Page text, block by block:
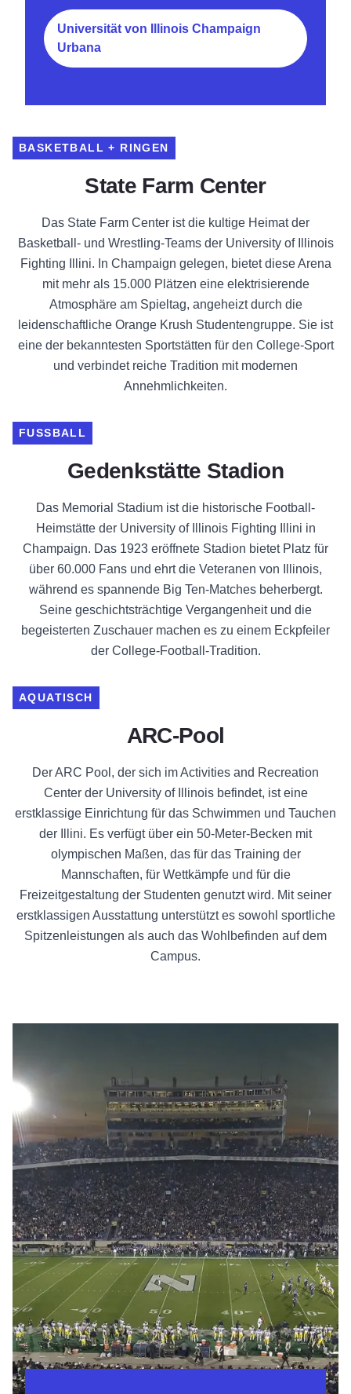
Universität von Illinois Champaign
Urbana
BASKETBALL + RINGEN
State Farm Center
Das State Farm Center ist die kultige Heimat der
Basketball- und Wrestling-Teams der University of Illinois
Fighting Illini. In Champaign gelegen, bietet diese Arena
mit mehr als 15.000 Plätzen eine elektrisierende
Atmosphäre am Spieltag, angeheizt durch die
leidenschaftliche Orange Krush Studentengruppe. Sie ist
eine der bekanntesten Sportstätten für den College-Sport
und verbindet reiche Tradition mit modernen
Annehmlichkeiten.
FUSSBALL
Gedenkstätte Stadion
Das Memorial Stadium ist die historische Football-
Heimstätte der University of Illinois Fighting Illini in
Champaign. Das 1923 eröffnete Stadion bietet Platz für
über 60.000 Fans und ehrt die Veteranen von Illinois,
während es spannende Big Ten-Matches beherbergt.
Seine geschichtsträchtige Vergangenheit und die
begeisterten Zuschauer machen es zu einem Eckpfeiler
der College-Football-Tradition.
AQUATISCH
ARC-Pool
Der ARC Pool, der sich im Activities and Recreation
Center der University of Illinois befindet, ist eine
erstklassige Einrichtung für das Schwimmen und Tauchen
der Illini. Es verfügt über ein 50-Meter-Becken mit
olympischen Maßen, das für das Training der
Mannschaften, für Wettkämpfe und für die
Freizeitgestaltung der Studenten genutzt wird. Mit seiner
erstklassigen Ausstattung unterstützt es sowohl sportliche
Spitzenleistungen als auch das Wohlbefinden auf dem
Campus.